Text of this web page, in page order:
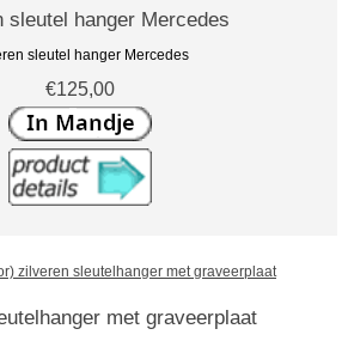
sleutel hanger Mercedes
sleutel hanger Mercedes
€125,00
met graveerplaat